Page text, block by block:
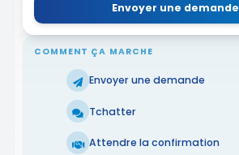
Envoyer une demande
COMMENT ÇA MARCHE
Envoyer une demande
Tchatter
Attendre la confirmation